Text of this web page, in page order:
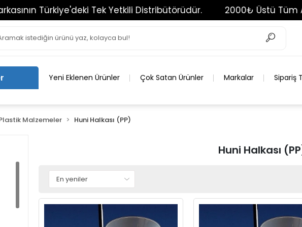
Türkiye'deki Tek Yetkili Distribütörüdür. 2000₺ Üstü Tüm
Yeni Eklenen Ürünler Çok Satan Ürünler Markalar Sipariş
Malzemeler Huni Halkası (PP)
Huni Halkası